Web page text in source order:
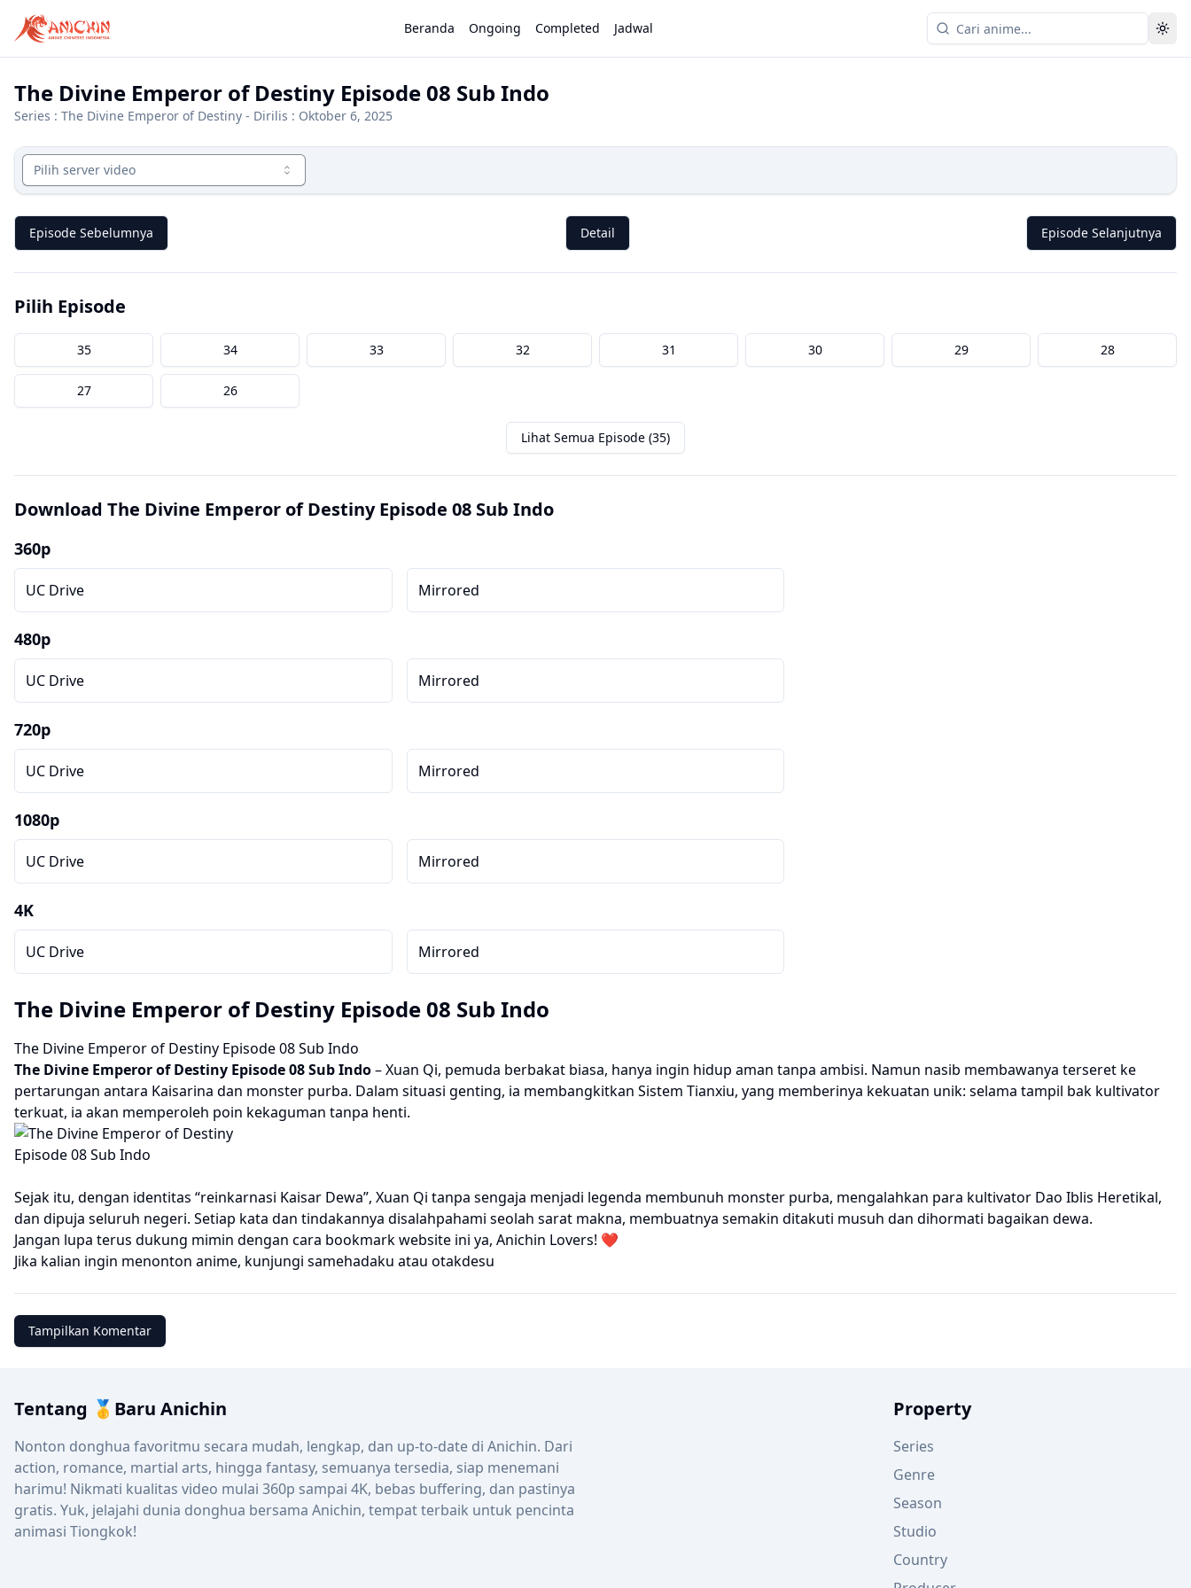
Beranda Ongoing Completed Jadwal
The Divine Emperor of Destiny Episode 08 Sub Indo
Series : The Divine Emperor of Destiny - Dirilis : Oktober 6, 2025
Pilih server video
Episode Sebelumnya Detail Episode Selanjutnya
Pilih Episode
35 34 33 32 31 30 29 28
27 26
Lihat Semua Episode (35)
Download The Divine Emperor of Destiny Episode 08 Sub Indo
360p
UC Drive Mirrored
480p
UC Drive Mirrored
720p
UC Drive Mirrored
1080p
UC Drive Mirrored
4K
UC Drive Mirrored
The Divine Emperor of Destiny Episode 08 Sub Indo
The Divine Emperor of Destiny Episode 08 Sub Indo
The Divine Emperor of Destiny Episode 08 Sub Indo– Xuan Qi, pemuda berbakat biasa, hanya ingin hidup aman tanpa ambisi. Namun nasib membawanya terseret ke
pertarungan antara Kaisarina dan monster purba. Dalam situasi genting, ia membangkitkan Sistem Tianxiu, yang memberinya kekuatan unik: selama tampil bak kultivator
terkuat, ia akan memperoleh poin kekaguman tanpa henti.
Sejak itu, dengan identitas “reinkarnasi Kaisar Dewa”, Xuan Qi tanpa sengaja menjadi legenda membunuh monster purba, mengalahkan para kultivator Dao Iblis Heretikal,
dan dipuja seluruh negeri. Setiap kata dan tindakannya disalahpahami seolah sarat makna, membuatnya semakin ditakuti musuh dan dihormati bagaikan dewa.
Jangan lupa terus dukung mimin dengan cara bookmark website ini ya, Anichin Lovers! ❤️
Jika kalian ingin menonton anime, kunjungi samehadaku atau otakdesu
Tampilkan Komentar
Tentang 🥇Baru Anichin
Nonton donghua favoritmu secara mudah, lengkap, dan up-to-date di Anichin. Dari
action, romance, martial arts, hingga fantasy, semuanya tersedia, siap menemani
harimu! Nikmati kualitas video mulai 360p sampai 4K, bebas buffering, dan pastinya
gratis. Yuk, jelajahi dunia donghua bersama Anichin, tempat terbaik untuk pencinta
animasi Tiongkok!
Property
Series
Genre
Season
Studio
Country